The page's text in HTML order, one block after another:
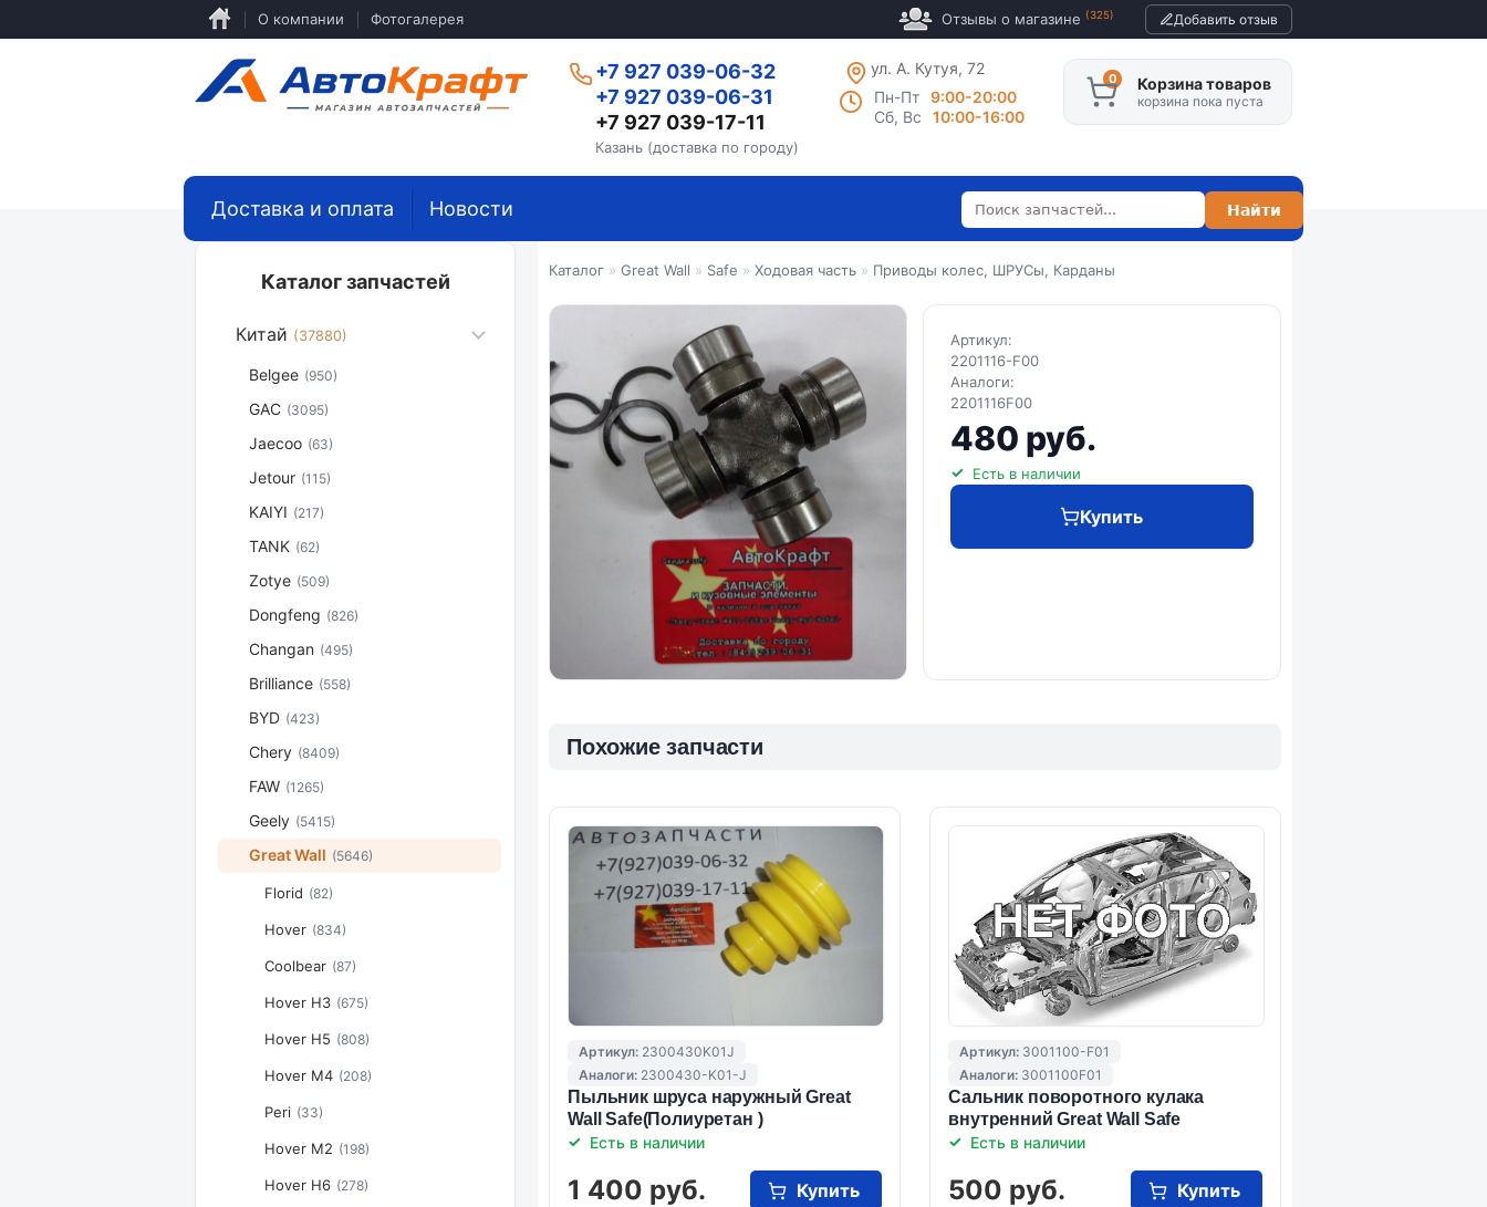
основному
О компании Фотогалерея Отзывы о магазине (325) Добавить отзыв
+7 927 039-06-32
+7 927 039-06-31
+7 927 039-17-11
Казань (доставка по городу)
ул. А. Кутуя, 72
Пн-Пт
9:00-20:00
Сб, Вс
10:00-16:00
Корзина товаров
корзина пока пуста
Каталог » Great Wall » Safe » Ходовая часть » Приводы колес, ШРУСы, Карданы
Артикул:
2201116-F00
Аналоги:
2201116F00
480 руб.
Есть в наличии
Купить
Похожие запчасти
Артикул: 2300430K01J
Аналоги: 2300430-K01-J
Пыльник шруса наружный Great
Wall Safe(Полиуретан )
Есть в наличии
1 400 руб. Купить
Артикул: 3001100-F01
Аналоги: 3001100F01
Сальник поворотного кулака
внутренний Great Wall Safe
Есть в наличии
500 руб. Купить
Доставка и оплата Новости
Каталог запчастей
Китай (37880)
Belgee (950)
GAC (3095)
Jaecoo (63)
Jetour (115)
KAIYI (217)
TANK (62)
Zotye (509)
Dongfeng (826)
Changan (495)
Brilliance (558)
BYD (423)
Chery (8409)
FAW (1265)
Geely (5415)
Great Wall (5646)
Florid (82)
Hover (834)
Coolbear (87)
Hover H3 (675)
Hover H5 (808)
Hover M4 (208)
Peri (33)
Hover M2 (198)
Hover H6 (278)